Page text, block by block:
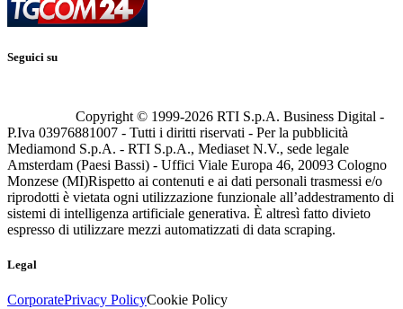
Seguici su
Copyright © 1999-2026 RTI S.p.A. Business Digital -
P.Iva 03976881007 - Tutti i diritti riservati - Per la pubblicità
Mediamond S.p.A. - RTI S.p.A., Mediaset N.V., sede legale
Amsterdam (Paesi Bassi) - Uffici Viale Europa 46, 20093 Cologno
Monzese (MI)Rispetto ai contenuti e ai dati personali trasmessi e/o
riprodotti è vietata ogni utilizzazione funzionale all’addestramento di
sistemi di intelligenza artificiale generativa. È altresì fatto divieto
espresso di utilizzare mezzi automatizzati di data scraping.
Legal
CorporatePrivacy PolicyCookie Policy